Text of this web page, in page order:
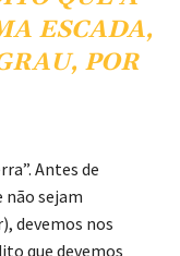
ESCADA,
POR
Antes de
não sejam
devemos nos
que devemos